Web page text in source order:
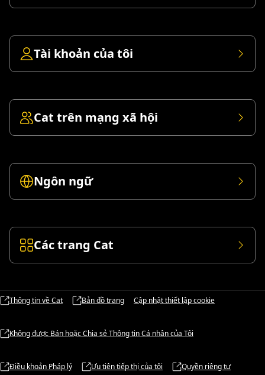
Tài khoản của tôi
Cat trên mạng xã hội
Ngôn ngữ
Các trang Cat
Thông tin về Cat Bản đồ trang Cập nhật thiết lập cookie
Không được Bán hoặc Chia sẻ Thông tin Cá nhân của Tôi
Điều khoản Pháp lý Ưu tiên tiếp thị của tôi Quyền riêng tư